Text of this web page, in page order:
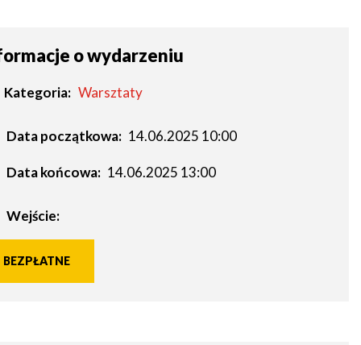
o wydarzeniu
Kategoria Warsztaty
Data początkowa: 14.06.2025 10:00
Data końcowa: 14.06.2025 13:00
Wejście:
BEZPŁATNE